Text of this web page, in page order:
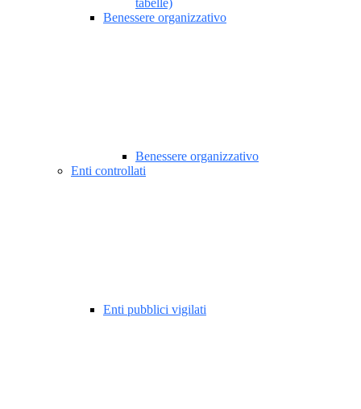
tabelle)
Benessere organizzativo
Benessere organizzativo
Enti controllati
Enti pubblici vigilati